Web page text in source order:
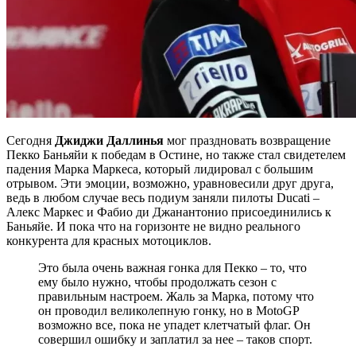
Сегодня Джиджи Даллинья мог праздновать возвращение
Пекко Баньяйи к победам в Остине, но также стал свидетелем
падения Марка Маркеса, который лидировал с большим
отрывом. Эти эмоции, возможно, уравновесили друг друга,
ведь в любом случае весь подиум заняли пилоты Ducati –
Алекс Маркес и Фабио ди Джанантонио присоединились к
Баньяйе. И пока что на горизонте не видно реального
конкурента для красных мотоциклов.
Это была очень важная гонка для Пекко – то, что
ему было нужно, чтобы продолжать сезон с
правильным настроем. Жаль за Марка, потому что
он проводил великолепную гонку, но в MotoGP
возможно все, пока не упадет клетчатый флаг. Он
совершил ошибку и заплатил за нее – таков спорт.